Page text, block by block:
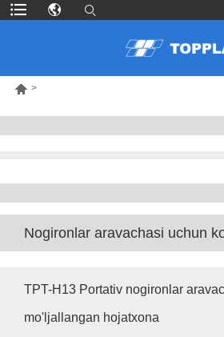
 >
Nogironlar aravachasi uchun
TPT-H13 Portativ nogironlar
mo'ljallangan hojatxona